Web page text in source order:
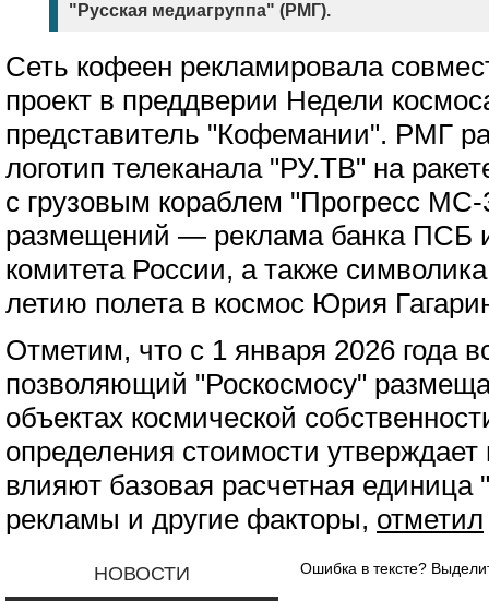
"Русская медиагруппа" (РМГ).
Сеть кофеен рекламировала
проект в преддверии Недели
представитель "Кофемании". РМГ
логотип телеканала "РУ.ТВ" на
с грузовым кораблем "Прогресс
размещений — реклама банка ПСБ
комитета России, а также
летию полета в космос Юрия
Отметим, что с 1 января 2026 года
позволяющий "Роскосмосу"
объектах космической
определения стоимости
влияют базовая расчетная
рекламы и другие факторы, отметил
НОВОСТИ Ошибка в тексте?